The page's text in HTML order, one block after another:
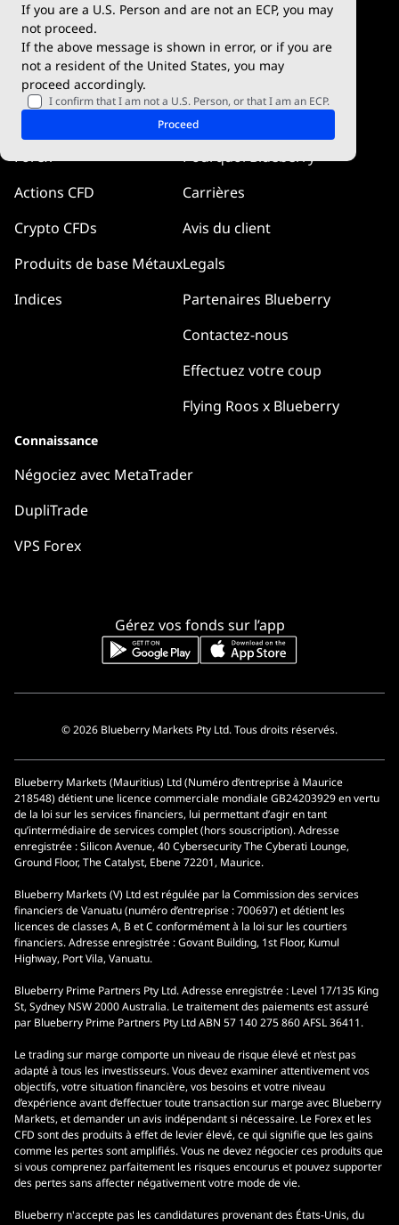
If you are a U.S. Person and are not an ECP, you may
not proceed.
If the above message is shown in error, or if you are
not a resident of the United States, you may
proceed accordingly.
I confirm that I am not a U.S. Person, or that I am an ECP.
Proceed
Gérez vos fonds sur l’app
Blueberry Social
cTrader
Forex
Actions CFD
Crypto CFDs
Produits de base Métaux
Indices
Compagnie
Pourquoi Blueberry
Carrières
Avis du client
Legals
Partenaires Blueberry
Contactez-nous
Effectuez votre coup
Flying Roos x Blueberry
Connaissance
Négociez avec MetaTrader
DupliTrade
VPS Forex
© 2026 Blueberry Markets Pty Ltd. Tous droits réservés.
Blueberry Markets (Mauritius) Ltd (Numéro d’entreprise à Maurice
218548) détient une licence commerciale mondiale GB24203929 en vertu
de la loi sur les services financiers, lui permettant d’agir en tant
qu’intermédiaire de services complet (hors souscription). Adresse
enregistrée : Silicon Avenue, 40 Cybersecurity The Cyberati Lounge,
Ground Floor, The Catalyst, Ebene 72201, Maurice.
Blueberry Markets (V) Ltd est régulée par la Commission des services
financiers de Vanuatu (numéro d’entreprise : 700697) et détient les
licences de classes A, B et C conformément à la loi sur les courtiers
financiers. Adresse enregistrée : Govant Building, 1st Floor, Kumul
Highway, Port Vila, Vanuatu.
Blueberry Prime Partners Pty Ltd. Adresse enregistrée : Level 17/135 King
St, Sydney NSW 2000 Australia. Le traitement des paiements est assuré
par Blueberry Prime Partners Pty Ltd ABN 57 140 275 860 AFSL 36411.
Le trading sur marge comporte un niveau de risque élevé et n’est pas
adapté à tous les investisseurs. Vous devez examiner attentivement vos
objectifs, votre situation financière, vos besoins et votre niveau
d’expérience avant d’effectuer toute transaction sur marge avec Blueberry
Markets, et demander un avis indépendant si nécessaire. Le Forex et les
CFD sont des produits à effet de levier élevé, ce qui signifie que les gains
comme les pertes sont amplifiés. Vous ne devez négocier ces produits que
si vous comprenez parfaitement les risques encourus et pouvez supporter
des pertes sans affecter négativement votre mode de vie.
Blueberry n'accepte pas les candidatures provenant des États-Unis, du